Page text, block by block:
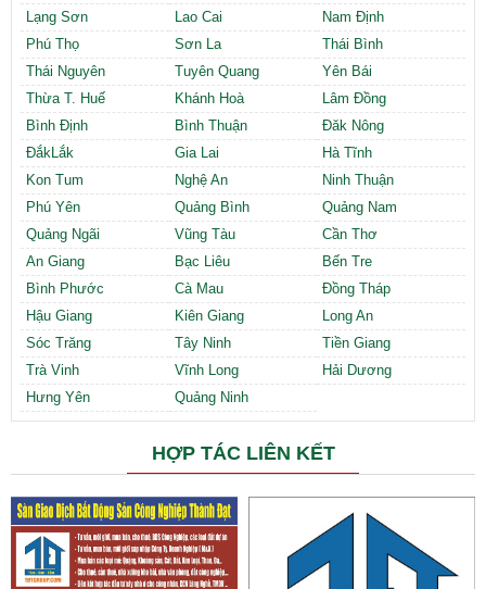
Lạng Sơn
Lao Cai
Nam Định
Phú Thọ
Sơn La
Thái Bình
Thái Nguyên
Tuyên Quang
Yên Bái
Thừa T. Huế
Khánh Hoà
Lâm Đồng
Bình Định
Bình Thuận
Đăk Nông
ĐắkLắk
Gia Lai
Hà Tĩnh
Kon Tum
Nghệ An
Ninh Thuận
Phú Yên
Quảng Bình
Quảng Nam
Quảng Ngãi
Vũng Tàu
Cần Thơ
An Giang
Bạc Liêu
Bến Tre
Bình Phước
Cà Mau
Đồng Tháp
Hậu Giang
Kiên Giang
Long An
Sóc Trăng
Tây Ninh
Tiền Giang
Trà Vinh
Vĩnh Long
Hải Dương
Hưng Yên
Quảng Ninh
HỢP TÁC LIÊN KẾT